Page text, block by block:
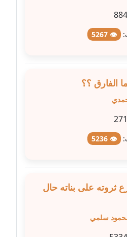
مكى
884
👁 5267
الفارق ؟؟
271
👁 5236
ثروته على بناته حال
سلمي